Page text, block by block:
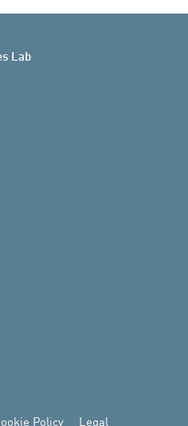
Lab
Policy Legal